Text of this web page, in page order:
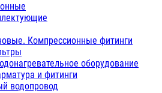
Компрессионные фитинги
оборудование
и фитинги
водопровод